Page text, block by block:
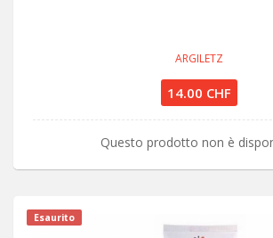
ARGILETZ
14.00 CHF
Questo prodotto non è
Esaurito